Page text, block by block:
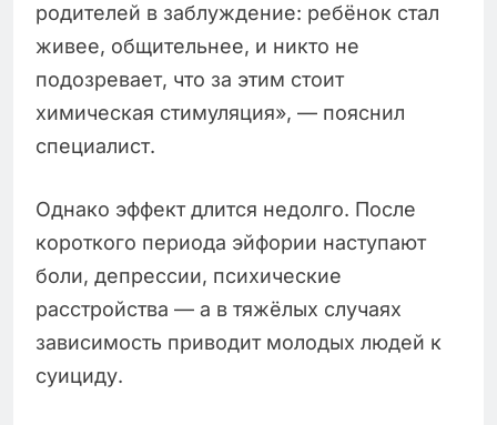
родителей в заблуждение: ребёнок стал
живее, общительнее, и никто не
подозревает, что за этим стоит
химическая стимуляция», — пояснил
специалист.
Однако эффект длится недолго. После
короткого периода эйфории наступают
боли, депрессии, психические
расстройства — а в тяжёлых случаях
зависимость приводит молодых людей к
суициду.